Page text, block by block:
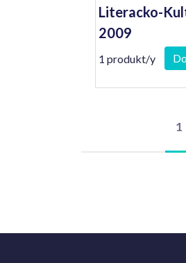
Literacko-
2009
1 produkt/y
1